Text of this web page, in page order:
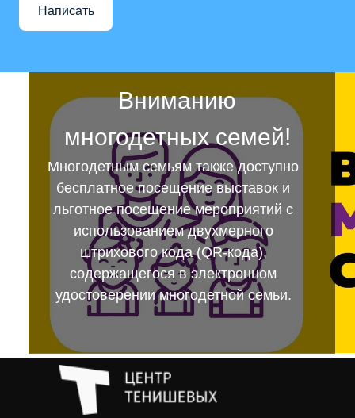
Написать
Вниманию
многодетных семей!
Многодетным семьям также доступно
бесплатное посещение выставок и
льготное посещение мероприятий с
использованием двухмерного
штрихового кода (QR-кода),
содержащегося в электронном
удостоверении многодетной семьи.